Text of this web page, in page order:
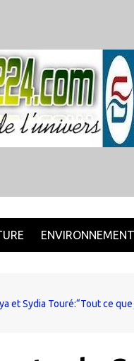
ENVIRONNEMENT
et Sydia Touré:“Tout ce